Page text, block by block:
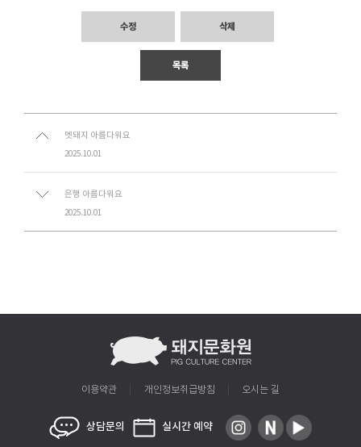
수정 삭제
목록
멧돼지 아름다워요
2025.10.01
은행 아름다워요
2025.10.01
이용약관 개인정보취급방침 오시는 길
상담문의 실시간 예약